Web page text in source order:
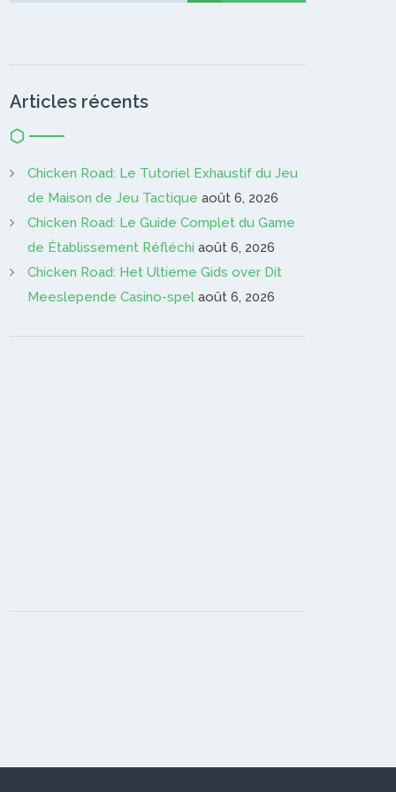
Articles récents
Chicken Road: Le Tutoriel Exhaustif du Jeu
de Maison de Jeu Tactique août 6, 2026
Chicken Road: Le Guide Complet du Game
de Établissement Réfléchi août 6, 2026
Chicken Road: Het Ultieme Gids over Dit
Meeslepende Casino-spel août 6, 2026